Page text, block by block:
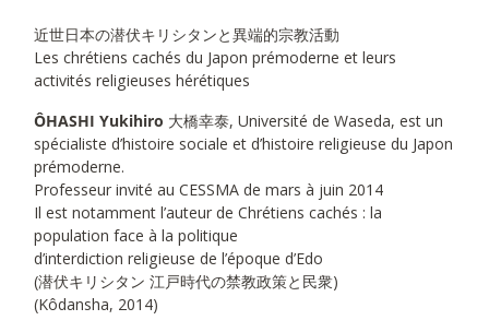
近世日本の潜伏キリシタンと異端的宗教活動
Les chrétiens cachés du Japon prémoderne et leurs
activités religieuses hérétiques
ÔHASHI Yukihiro 大橋幸泰, Université de Waseda, est un
spécialiste d’histoire sociale et d’histoire religieuse du Japon
prémoderne.
Professeur invité au CESSMA de mars à juin 2014
Il est notamment l’auteur de Chrétiens cachés : la
population face à la politique
d’interdiction religieuse de l’époque d’Edo
(潜伏キリシタン 江戸時代の禁教政策と民衆)
(Kôdansha, 2014)